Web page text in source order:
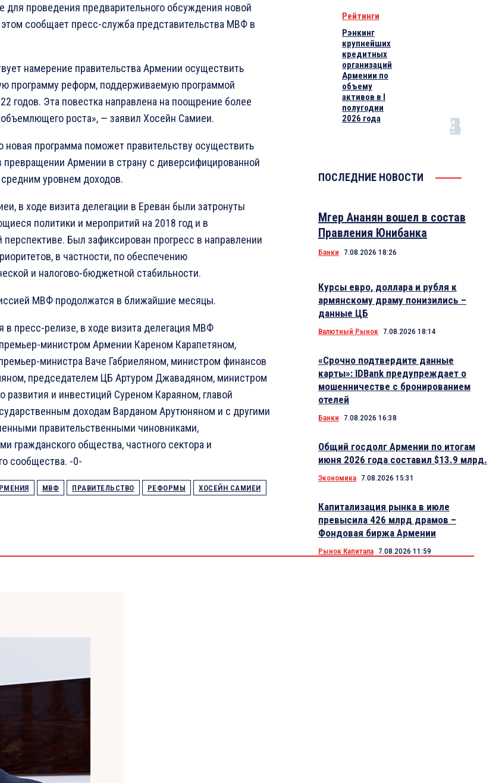
для проведения предварительного обсуждения новой
сообщает пресс-служба представительства МВФ в
намерение правительства Армении осуществить
программу реформ, поддерживаемую программой
годов. Эта повестка направлена на поощрение более
роста», — заявил Хосейн Самиеи.
новая программа поможет правительству осуществить
превращении Армении в страну с диверсифицированной
уровнем доходов.
в ходе визита делегации в Ереван были затронуты
политики и меропритий на 2018 год и в
перспективе. Был зафиксирован прогресс в направлении
в частности, по обеспечению
и налогово-бюджетной стабильности.
МВФ продолжатся в ближайшие месяцы.
в пресс-релизе, в ходе визита делегация МВФ
министром Армении Кареном Карапетяном,
министра Ваче Габриеляном, министром финансов
председателем ЦБ Артуром Джавадяном, министром
развития и инвестиций Суреном Караяном, главой
доходам Варданом Арутюняном и с другими
правительственными чиновниками,
гражданского общества, частного сектора и
сообщества. -0-
МВФ ПРАВИТЕЛЬСТВО РЕФОРМЫ ХОСЕЙН САМИЕИ
Рейтинги
Рэнкинг
крупнейших
кредитных
организаций
Армении по
объему
активов в I
полугодии
2026 года
ПОСЛЕДНИЕ НОВОСТИ
Мгер Ананян вошел в состав
Правления Юнибанка
Банки 7.08.2026 18:26
Курсы евро, доллара и рубля к
армянскому драму понизились –
данные ЦБ
Валютный Рынок 7.08.2026 18:14
«Срочно подтвердите данные
карты»: IDBank предупреждает о
мошенничестве с бронированием
отелей
Банки 7.08.2026 16:38
Общий госдолг Армении по итогам
июня 2026 года составил $13.9 млрд.
Экономика 7.08.2026 15:31
Капитализация рынка в июле
превысила 426 млрд драмов –
Фондовая биржа Армении
Рынок Капитала 7.08.2026 11:59